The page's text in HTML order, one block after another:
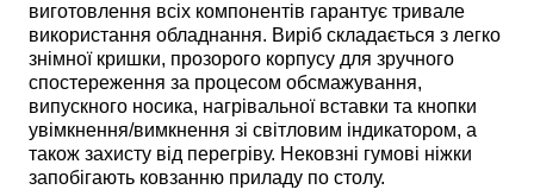
виготовлення всіх компонентів гарантує тривале
використання обладнання. Виріб складається з легко
знімної кришки, прозорого корпусу для зручного
спостереження за процесом обсмажування,
випускного носика, нагрівальної вставки та кнопки
увімкнення/вимкнення зі світловим індикатором, а
також захисту від перегріву. Нековзні гумові ніжки
запобігають ковзанню приладу по столу.